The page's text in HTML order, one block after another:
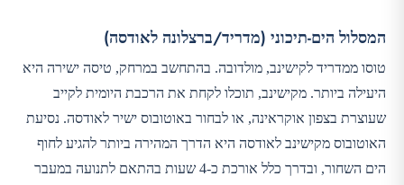
המסלול הים-תיכוני (מדריד/ברצלונה לאודסה)
טוסו ממדריד לקישינב, מולדובה. בהתחשב במרחק, טיסה ישירה היא
היעילה ביותר. מקישינב, תוכלו לקחת את הרכבת היומית לקייב
שעוצרת בצפון אוקראינה, או לבחור באוטובוס ישיר לאודסה. נסיעת
האוטובוס מקישינב לאודסה היא הדרך המהירה ביותר להגיע לחוף
הים השחור, ובדרך כלל אורכת כ-4 שעות בהתאם לתנועה במעבר